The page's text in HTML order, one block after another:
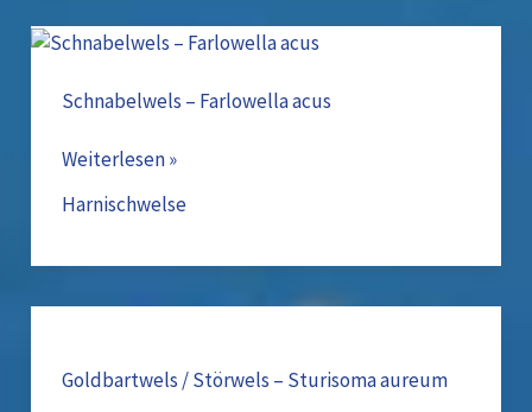
Schnabelwels – Farlowella acus
Schnabelwels
Farlowella
Weiterlesen »
Harnischwelse
Goldbartwels / Störwels – Sturisoma aureum
Störwels